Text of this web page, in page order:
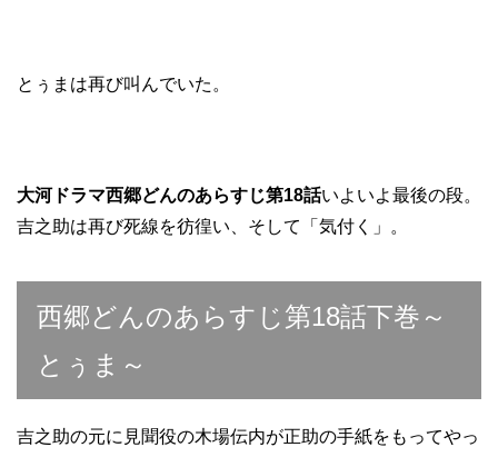
とぅまは再び叫んでいた。
大河ドラマ西郷どんのあらすじ第18話いよいよ最後の段。
吉之助は再び死線を彷徨い、そして「気付く」。
西郷どんのあらすじ第18話下巻～
とぅま～
吉之助の元に見聞役の木場伝内が正助の手紙をもってやっ